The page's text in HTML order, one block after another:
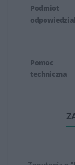
Podmiot
Pomoc
techniczna